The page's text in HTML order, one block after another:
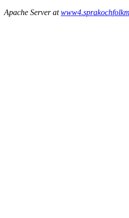
Apache Server at